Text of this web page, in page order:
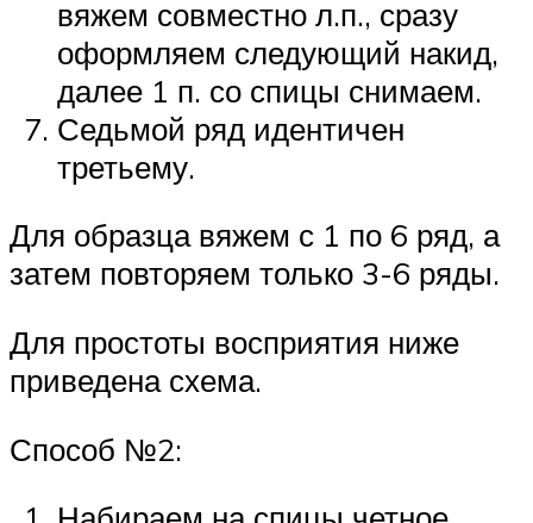
вяжем совместно л.п., сразу
оформляем следующий накид,
далее 1 п. со спицы снимаем.
Седьмой ряд идентичен
третьему.
Для образца вяжем с 1 по 6 ряд, а
затем повторяем только 3-6 ряды.
Для простоты восприятия ниже
приведена схема.
Способ №2: